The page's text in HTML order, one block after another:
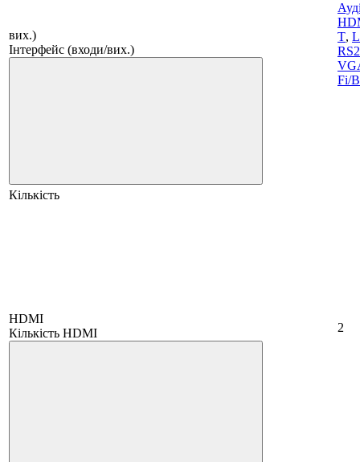
вих.)
Інтерфейс (входи/вих.)
T,
Fi/
Кількість
HDMI
Кількість HDMI
2